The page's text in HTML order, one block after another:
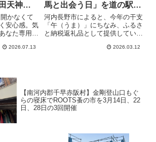
天神
い地車盆
かなくて
安心感。気
なた専用の
格的になっ
2026.07.13
馬と出会う日」を道の駅く
ろまろの郷で開催
河内長野市によると、今年の干支
「午（うま）」にちなみ、ふるさ
と納税返礼品として提供している
く知っていただくための特別イベ
（土曜日）の10:00～14:00までで
す。河内長野市ふるさと納税公式
LINEのお友達登録または
2026.03.12
【南河内郡千早赤阪村】金剛登山口もぐ
らの寝床でROOTS蚤の市を3月14日、22
日、28日の3回開催